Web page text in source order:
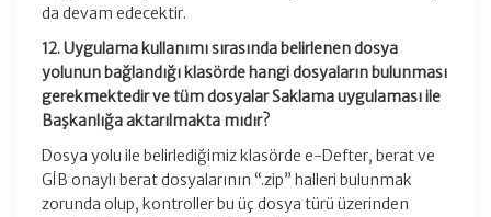
da devam edecektir.
12. Uygulama kullanımı sırasında belirlenen dosya
yolunun bağlandığı klasörde hangi dosyaların bulunması
gerekmektedir ve tüm dosyalar Saklama uygulaması ile
Başkanlığa aktarılmakta mıdır?
Dosya yolu ile belirlediğimiz klasörde e-Defter, berat ve
GİB onaylı berat dosyalarının “.zip” halleri bulunmak
zorunda olup, kontroller bu üç dosya türü üzerinden